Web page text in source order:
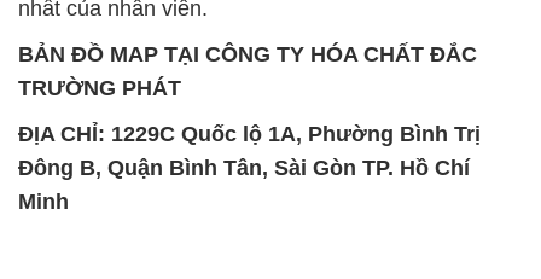
Đông B, Quận Bình Tân, Sài Gòn TP. Hồ Chí
Minh